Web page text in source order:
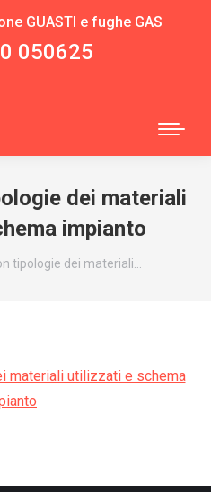
GUASTI e fughe GAS
050625
dei materiali
impianto
tipologie dei materiali…
materiali utilizzati e schema